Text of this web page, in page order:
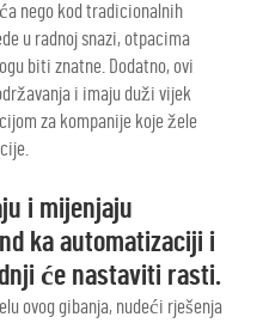
nego kod tradicionalnih
u radnoj snazi, otpacima
biti znatne. Dodatno, ovi
i imaju duži vijek
za kompanije koje žele
i mijenjaju
ka automatizaciji i
će nastaviti rasti.
ovog gibanja, nudeći rješenja